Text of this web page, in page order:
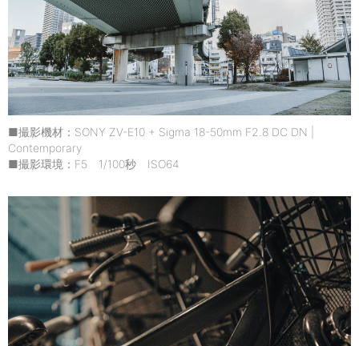
■撮影機材：SONY ZV-E10 + Sigma 18-50mm F2.8 DC DN |
Contemporary
■撮影環境：F5 1/100秒 ISO64